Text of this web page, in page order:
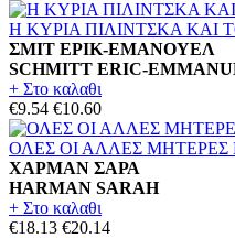
Η ΚΥΡΙΑ ΠΙΛΙΝΤΣΚΑ ΚΑΙ
ΣΜΙΤ ΕΡΙΚ-ΕΜΑΝΟΥΕΛ
SCHMITT ERIC-
+ Στο καλαθι
€9.54 €10.60
ΟΛΕΣ ΟΙ ΑΛΛΕΣ
ΧΑΡΜΑΝ ΣΑΡΑ
HARMAN SARAH
+ Στο καλαθι
€18.13 €20.14